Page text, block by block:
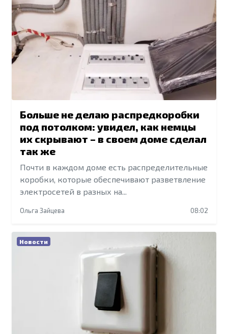
Больше не делаю распредкоробки
под потолком: увидел, как немцы
их скрывают – в своем доме сделал
так же
Почти в каждом доме есть распределительные
коробки, которые обеспечивают разветвление
электросетей в разных на...
Ольга Зайцева 08:02
Новости